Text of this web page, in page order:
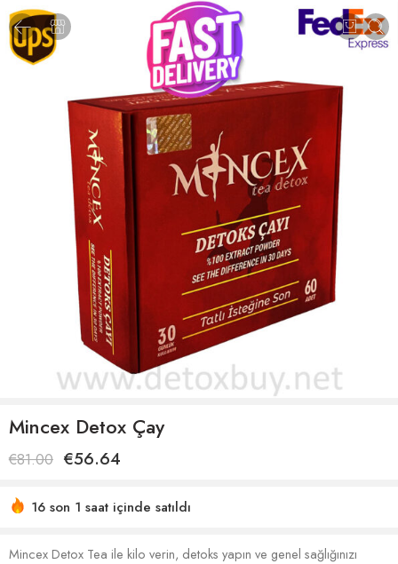
Mincex Detox Çay
€81.00 €56.64
Acele etmek! 88'den fazla kişinin alışveriş sepetlerinde bu
Mincex Detox Tea ile kilo verin, detoks yapın ve genel sağlığınızı